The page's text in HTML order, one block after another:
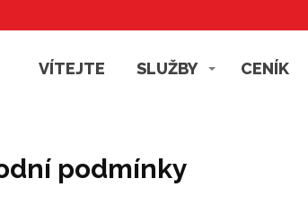
VÍTEJTE SLUŽBY CENÍK
podmínky